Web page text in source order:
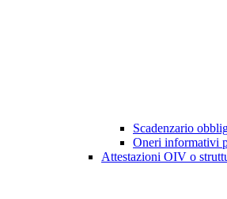
Scadenzario
Oneri informativi
Attestazioni OIV o